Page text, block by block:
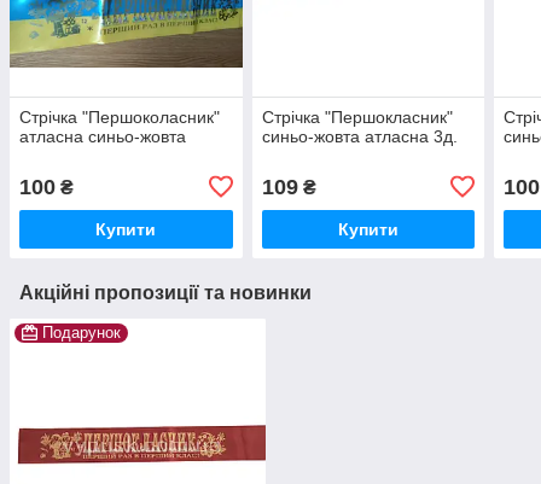
Стрічка "Першоколасник"
атласна синьо-жовта
100 ₴
Купити
Стрічка "Першокласник"
синьо-жовта атласна 3д.
109₴
Купити
100
Акційні пропозиції та новинки
Подарунок